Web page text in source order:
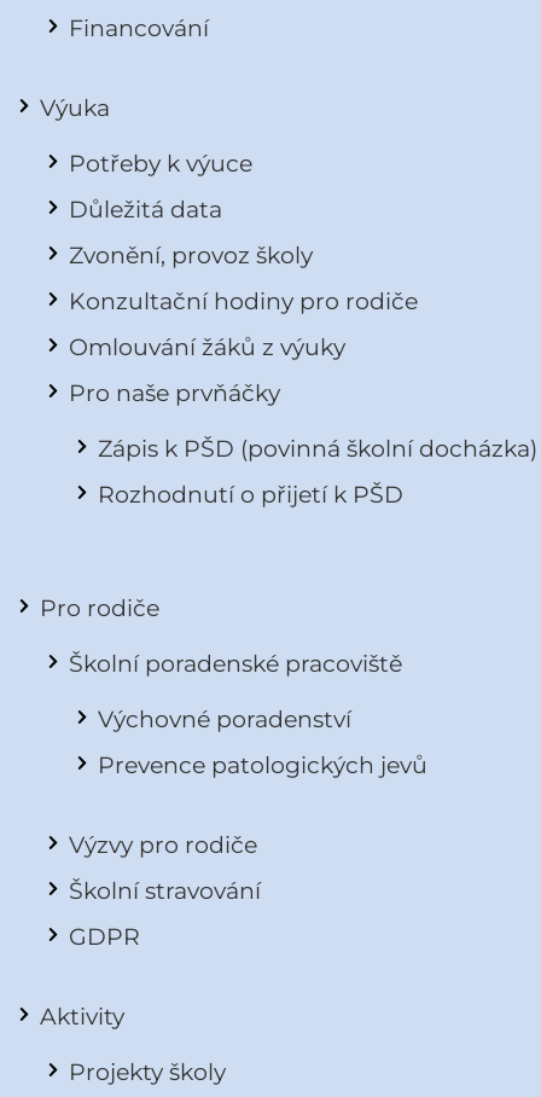
Financování
Výuka
Potřeby k výuce
Důležitá data
Zvonění, provoz školy
Konzultační hodiny pro rodiče
Omlouvání žáků z výuky
Pro naše prvňáčky
Zápis k PŠD (povinná školní docházka)
Rozhodnutí o přijetí k PŠD
Pro rodiče
Školní poradenské pracoviště
Výchovné poradenství
Prevence patologických jevů
Výzvy pro rodiče
Školní stravování
GDPR
Aktivity
Projekty školy